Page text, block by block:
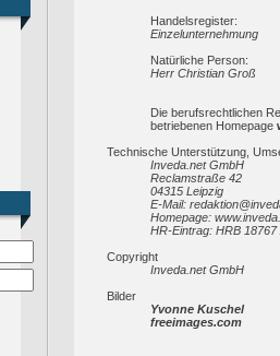
Handelsregister:
Einzelunternehmung
Natürliche Person:
Herr Christian Groß
Die berufsrechtlichen
betriebenen Homepage
Technische Unterstützung,
Inveda.net GmbH
Reclamstraße 42
04315 Leipzig
E-Mail:
Homepage:
HR-Eintrag: HRB
Copyright
Inveda.net GmbH
Bilder
Yvonne Kuschel
freeimages.com